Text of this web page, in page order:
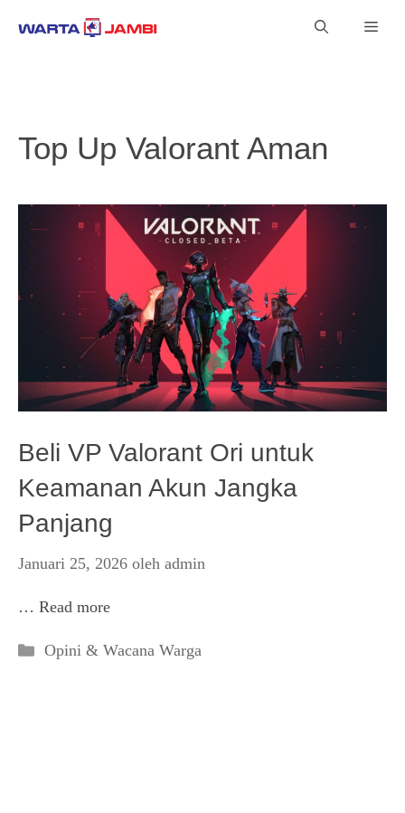
Top Up Valorant Aman
Beli VP Valorant Ori untuk
Keamanan Akun Jangka
Panjang
Januari 25, 2026 oleh admin
… Read more
Kategori
Opini & Wacana Warga